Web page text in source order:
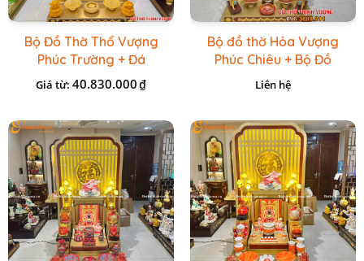
Bộ Đồ Thờ Thổ Vượng
Phúc Trường + Đá
Onix Vàng
Giá từ: 40.830.000₫
Bộ đồ thờ Hỏa Vượng
Phúc Chiêu + Bộ Đồ
Thờ Đá Đỏ Bọc Đồng
Cao cấp
Liên hệ